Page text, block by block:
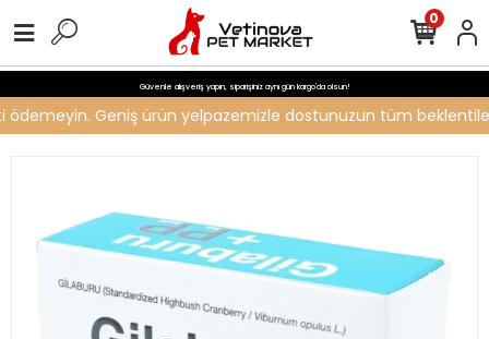
Güvenle alışveriş yapın, siparişiniz aynı gün kargo'da olsun!
Geniş ürün yelpazemizle dostunuzun tüm
0